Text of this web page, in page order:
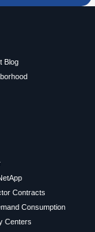
Blog
Contracts
Consumption
Centers